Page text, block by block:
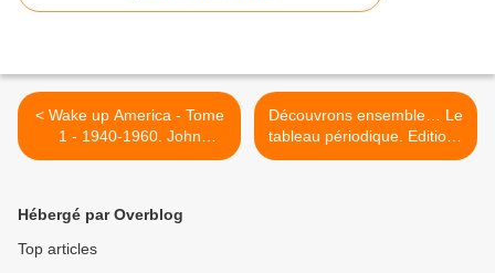
< Wake up America - Tome
1 - 1940-1960. John
LEWIS, Andrew AYDIN et
Découvrons ensemble… Le
tableau périodique. Editions
Usborne – 2019 (Dès 8
Hébergé par Overblog
Top articles